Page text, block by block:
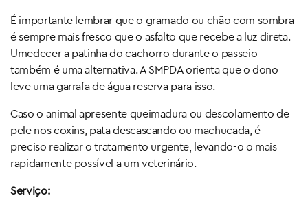
É importante lembrar que o gramado ou chão com sombra
é sempre mais fresco que o asfalto que recebe a luz direta.
Umedecer a patinha do cachorro durante o passeio
também é uma alternativa. A SMPDA orienta que o dono
leve uma garrafa de água reserva para isso.
Caso o animal apresente queimadura ou descolamento de
pele nos coxins, pata descascando ou machucada, é
preciso realizar o tratamento urgente, levando-o o mais
rapidamente possível a um veterinário.
Serviço: